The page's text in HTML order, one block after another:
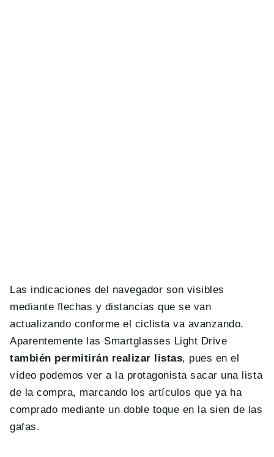
Las indicaciones del navegador son visibles
mediante flechas y distancias que se van
actualizando conforme el ciclista va avanzando.
Aparentemente las Smartglasses Light Drive
también permitirán realizar listas, pues en el
vídeo podemos ver a la protagonista sacar una lista
de la compra, marcando los artículos que ya ha
comprado mediante un doble toque en la sien de las
gafas.